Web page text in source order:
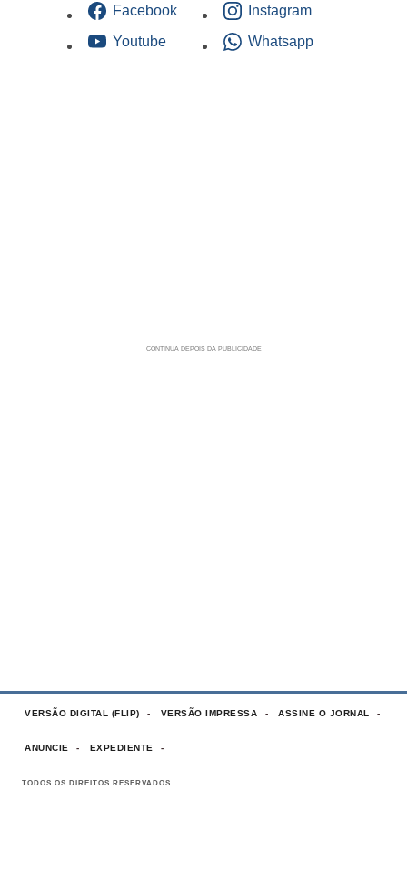
Facebook
Instagram
Youtube
Whatsapp
VERSÃO DIGITAL (FLIP) VERSÃO IMPRESSA ASSINE O JORNAL
ANUNCIE EXPEDIENTE
TODOS OS DIREITOS RESERVADOS